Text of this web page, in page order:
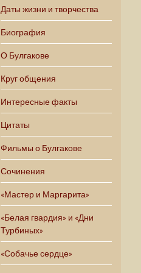
Даты жизни и творчества
Биография
О Булгакове
Круг общения
Интересные факты
Цитаты
Фильмы о Булгакове
Сочинения
«Мастер и Маргарита»
«Белая гвардия» и «Дни
Турбиных»
«Собачье сердце»